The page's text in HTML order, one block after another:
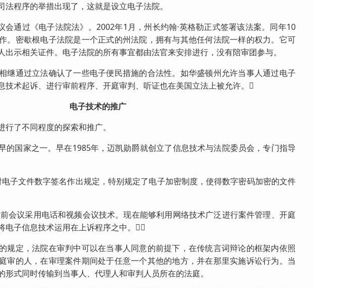
程序的举措出现了，这就是设立电子法院。
通过《电子法院法》。2002年1月，州长约翰·英格勒正式签署该法案。同年10
。密歇根电子法院是一个正式的州法院，拥有与其他任何法院一样的权力。它可
示相关证件。电子法院的所有事宜都由法官来安排进行，没有陪审团参与。
通过立法确认了一些电子便民措施的合法性。如华盛顿州允许当事人通过电子
技术起诉、进行审前程序、开庭审判、听证也在美国立法上被允许。
电子技术的推广
了不同程度的探索和推广。
国家之一。早在1985年，迈凯勋爵就创立了信息技术与法院委员会，专门指导
文件数字签名作出规定，特别规定了电子加密制度，使得数字密码加密的文件
议采用电话和视频会议技术。现在能够利用网络技术广泛进行案件管理、开庭
电子信息技术运用在上诉程序之中。
定，法院在审判中可以在当事人同意的前提下，在传统言词辩论的框架内依照
审的人，在审理案件期间处于任意一个其他的地方，并在那里实施诉讼行为。当
式同时传输到当事人、代理人和审判人员所在的法庭。